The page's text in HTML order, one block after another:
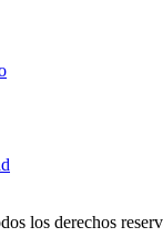
los derechos